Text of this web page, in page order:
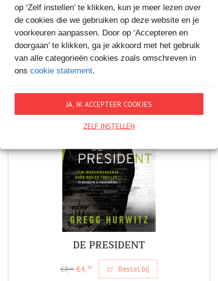
op ‘Zelf instellen’ te klikken, kun je meer lezen over
de cookies die we gebruiken op deze website en je
voorkeuren aanpassen. Door op ‘Accepteren en
doorgaan’ te klikken, ga je akkoord met het gebruik
van alle categorieën cookies zoals omschreven in
ons cookie statement.
JA, IK ACCEPTEER COOKIES
ZELF INSTELLEN
MEER BOEKEN VAN
VAKANTIELEZEN
DE PRESIDENT
€7,99 €4,99 Bestel bij